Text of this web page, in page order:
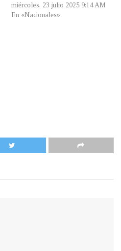
miércoles, 23 julio 2025 9:14 AM
En «Nacionales»